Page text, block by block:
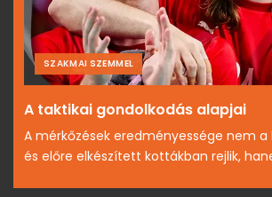
SZAKMAI SZEMMEL
A taktikai gondolkodás alapjai
A mérkőzések eredményessége nem
és előre elkészített kottákban rejlik,